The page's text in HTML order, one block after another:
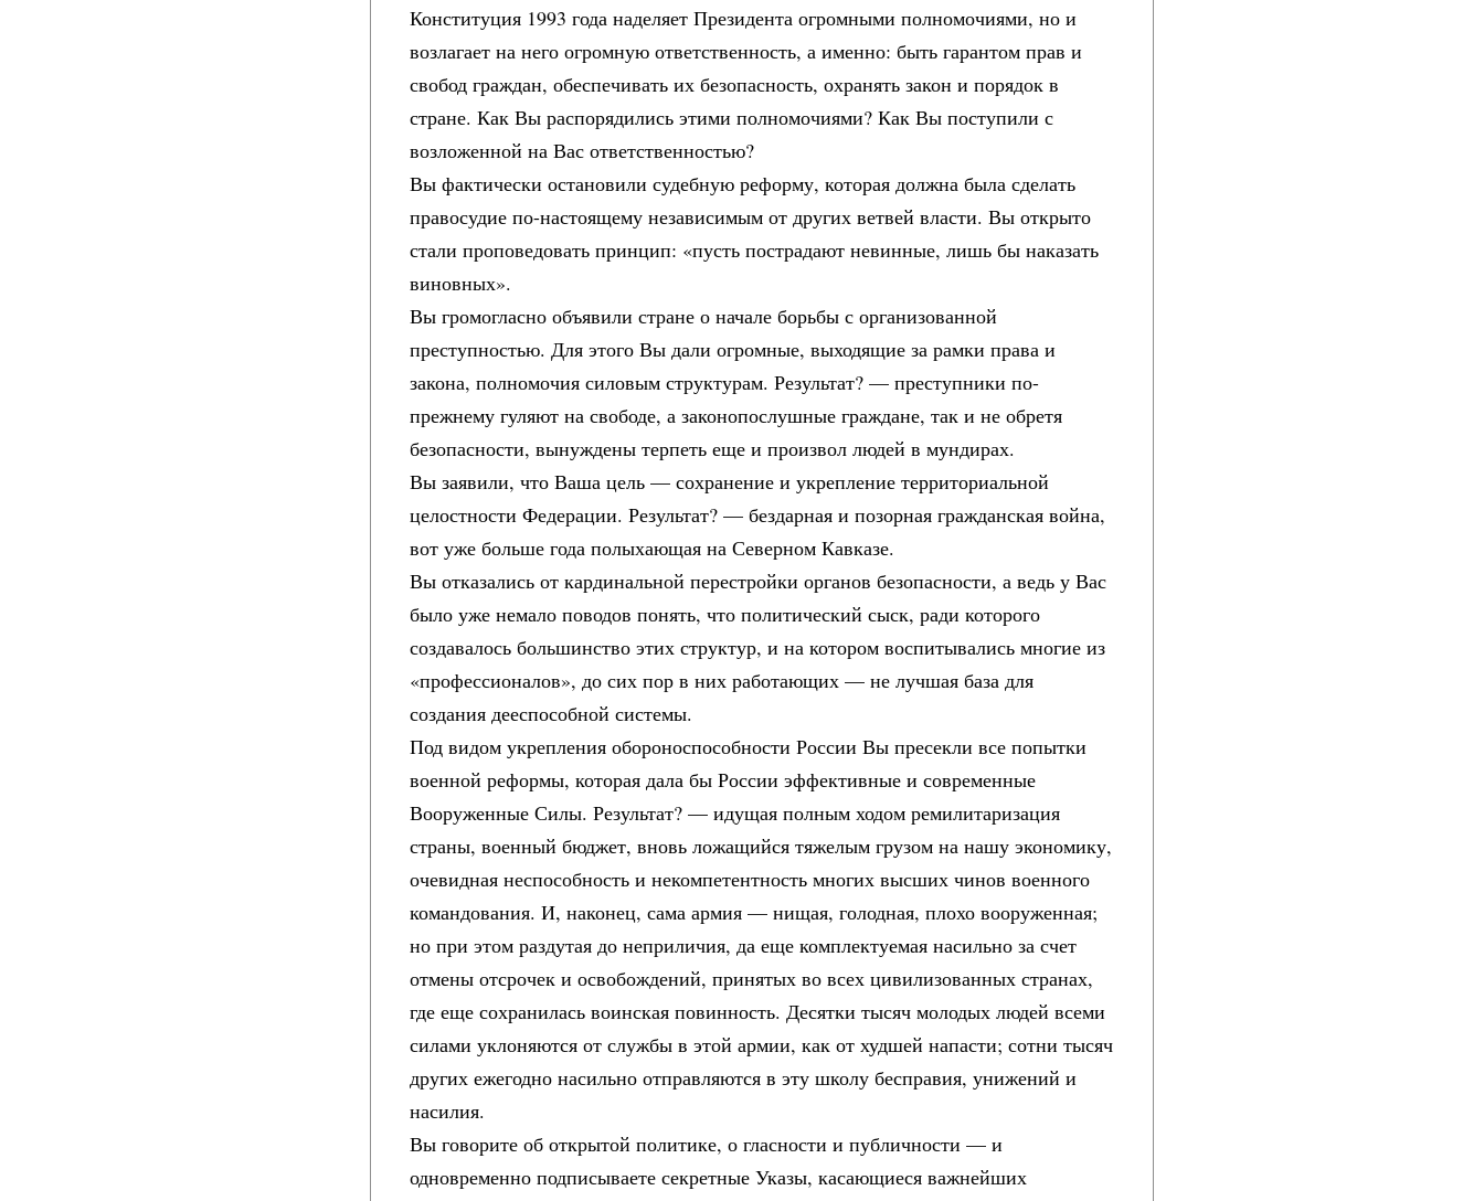
Конституция 1993 года наделяет Президента огромными полномочиями, но и
возлагает на него огромную ответственность, а именно: быть гарантом прав и
свобод граждан, обеспечивать их безопасность, охранять закон и порядок в
стране. Как Вы распорядились этими полномочиями? Как Вы поступили с
возложенной на Вас ответственностью?
Вы фактически остановили судебную реформу, которая должна была сделать
правосудие по-настоящему независимым от других ветвей власти. Вы открыто
стали проповедовать принцип: «пусть пострадают невинные, лишь бы наказать
виновных».
Вы громогласно объявили стране о начале борьбы с организованной
преступностью. Для этого Вы дали огромные, выходящие за рамки права и
закона, полномочия силовым структурам. Результат? — преступники по-
прежнему гуляют на свободе, а законопослушные граждане, так и не обретя
безопасности, вынуждены терпеть еще и произвол людей в мундирах.
Вы заявили, что Ваша цель — сохранение и укрепление территориальной
целостности Федерации. Результат? — бездарная и позорная гражданская война,
вот уже больше года полыхающая на Северном Кавказе.
Вы отказались от кардинальной перестройки органов безопасности, а ведь у Вас
было уже немало поводов понять, что политический сыск, ради которого
создавалось большинство этих структур, и на котором воспитывались многие из
«профессионалов», до сих пор в них работающих — не лучшая база для
создания дееспособной системы.
Под видом укрепления обороноспособности России Вы пресекли все попытки
военной реформы, которая дала бы России эффективные и современные
Вооруженные Силы. Результат? — идущая полным ходом ремилитаризация
страны, военный бюджет, вновь ложащийся тяжелым грузом на нашу экономику,
очевидная неспособность и некомпетентность многих высших чинов военного
командования. И, наконец, сама армия — нищая, голодная, плохо вооруженная;
но при этом раздутая до неприличия, да еще комплектуемая насильно за счет
отмены отсрочек и освобождений, принятых во всех цивилизованных странах,
где еще сохранилась воинская повинность. Десятки тысяч молодых людей всеми
силами уклоняются от службы в этой армии, как от худшей напасти; сотни тысяч
других ежегодно насильно отправляются в эту школу бесправия, унижений и
насилия.
Вы говорите об открытой политике, о гласности и публичности — и
одновременно подписываете секретные Указы, касающиеся важнейших